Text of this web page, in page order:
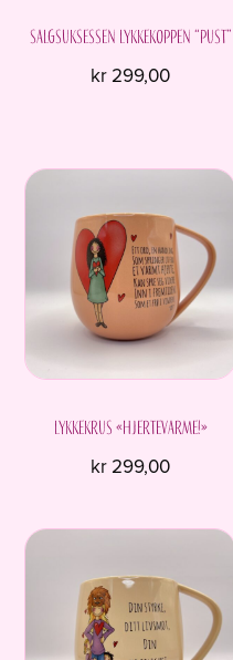
Salgsuksessen Lykkekoppen “Pust”
kr 299,00
Lykkekrus «Hjertevarme!»
kr 299,00